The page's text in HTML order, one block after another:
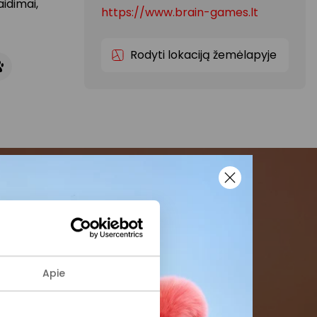
Apie
https://www.brain-games.lt
Rodyti lokaciją žemėlapyje
iš